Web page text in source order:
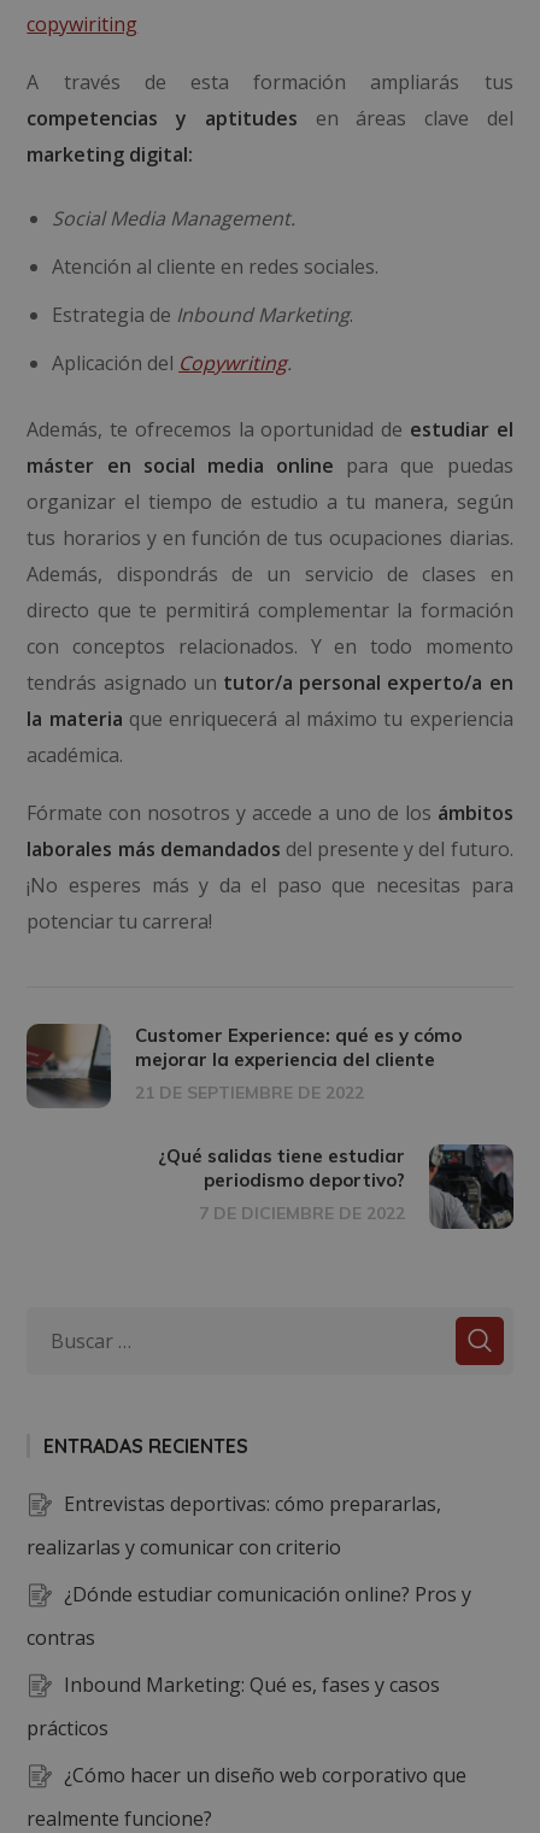
copywiriting
A través de esta formación ampliarás tus
competencias y aptitudes en áreas clave del
marketing digital:
Social Media Management.
Atención al cliente en redes sociales.
Estrategia de Inbound Marketing.
Aplicación del Copywriting.
Además, te ofrecemos la oportunidad de estudiar el
máster en social media online para que puedas
organizar el tiempo de estudio a tu manera, según
tus horarios y en función de tus ocupaciones diarias.
Además, dispondrás de un servicio de clases en
directo que te permitirá complementar la formación
con conceptos relacionados. Y en todo momento
tendrás asignado un tutor/a personal experto/a en
la materia que enriquecerá al máximo tu experiencia
académica.
Fórmate con nosotros y accede a uno de los ámbitos
laborales más demandados del presente y del futuro.
¡No esperes más y da el paso que necesitas para
potenciar tu carrera!
Customer Experience: qué es y cómo
mejorar la experiencia del cliente
21 DE SEPTIEMBRE DE 2022
¿Qué salidas tiene estudiar
periodismo deportivo?
7 DE DICIEMBRE DE 2022
ENTRADAS RECIENTES
Entrevistas deportivas: cómo prepararlas,
realizarlas y comunicar con criterio
¿Dónde estudiar comunicación online? Pros y
contras
Inbound Marketing: Qué es, fases y casos
prácticos
¿Cómo hacer un diseño web corporativo que
realmente funcione?